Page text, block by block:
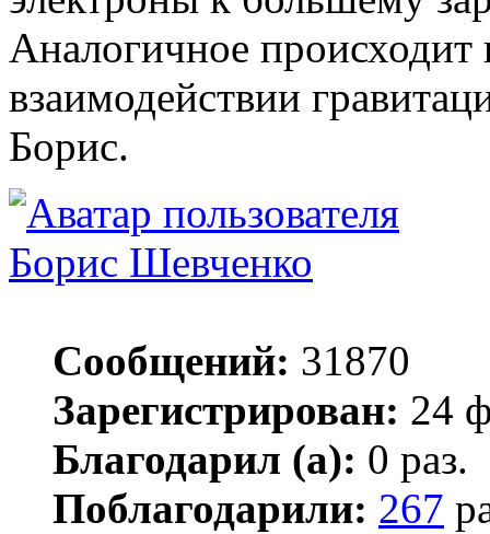
Аналогичное
взаимодействии
Борис.
Борис Шевченко
Сообщений: 31870
Зарегистрирован: 24
Благодарил (а): 0 раз.
Поблагодарили: 267